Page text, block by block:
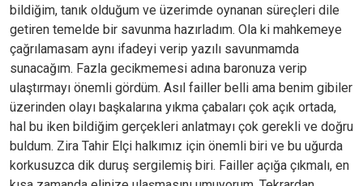
bildiğim, tanık olduğum ve üzerimde oynanan süreçleri dile
getiren temelde bir savunma hazırladım. Ola ki mahkemeye
çağrılamasam aynı ifadeyi verip yazılı savunmamda
sunacağım. Fazla gecikmemesi adına baronuza verip
ulaştırmayı önemli gördüm. Asıl failler belli ama benim gibiler
üzerinden olayı başkalarına yıkma çabaları çok açık ortada,
hal bu iken bildiğim gerçekleri anlatmayı çok gerekli ve doğru
buldum. Zira Tahir Elçi halkımız için önemli biri ve bu uğurda
korkusuzca dik duruş sergilemiş biri. Failler açığa çıkmalı, en